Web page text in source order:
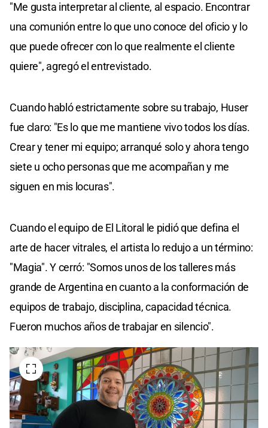
"Me gusta interpretar al cliente, al espacio. Encontrar
una comunión entre lo que uno conoce del oficio y lo
que puede ofrecer con lo que realmente el cliente
quiere", agregó el entrevistado.
Cuando habló estrictamente sobre su trabajo, Huser
fue claro: "Es lo que me mantiene vivo todos los días.
Crear y tener mi equipo; arranqué solo y ahora tengo
siete u ocho personas que me acompañan y me
siguen en mis locuras".
Cuando el equipo de El Litoral le pidió que defina el
arte de hacer vitrales, el artista lo redujo a un término:
"Magia". Y cerró: "Somos unos de los talleres más
grande de Argentina en cuanto a la conformación de
equipos de trabajo, disciplina, capacidad técnica.
Fueron muchos años de trabajar en silencio".